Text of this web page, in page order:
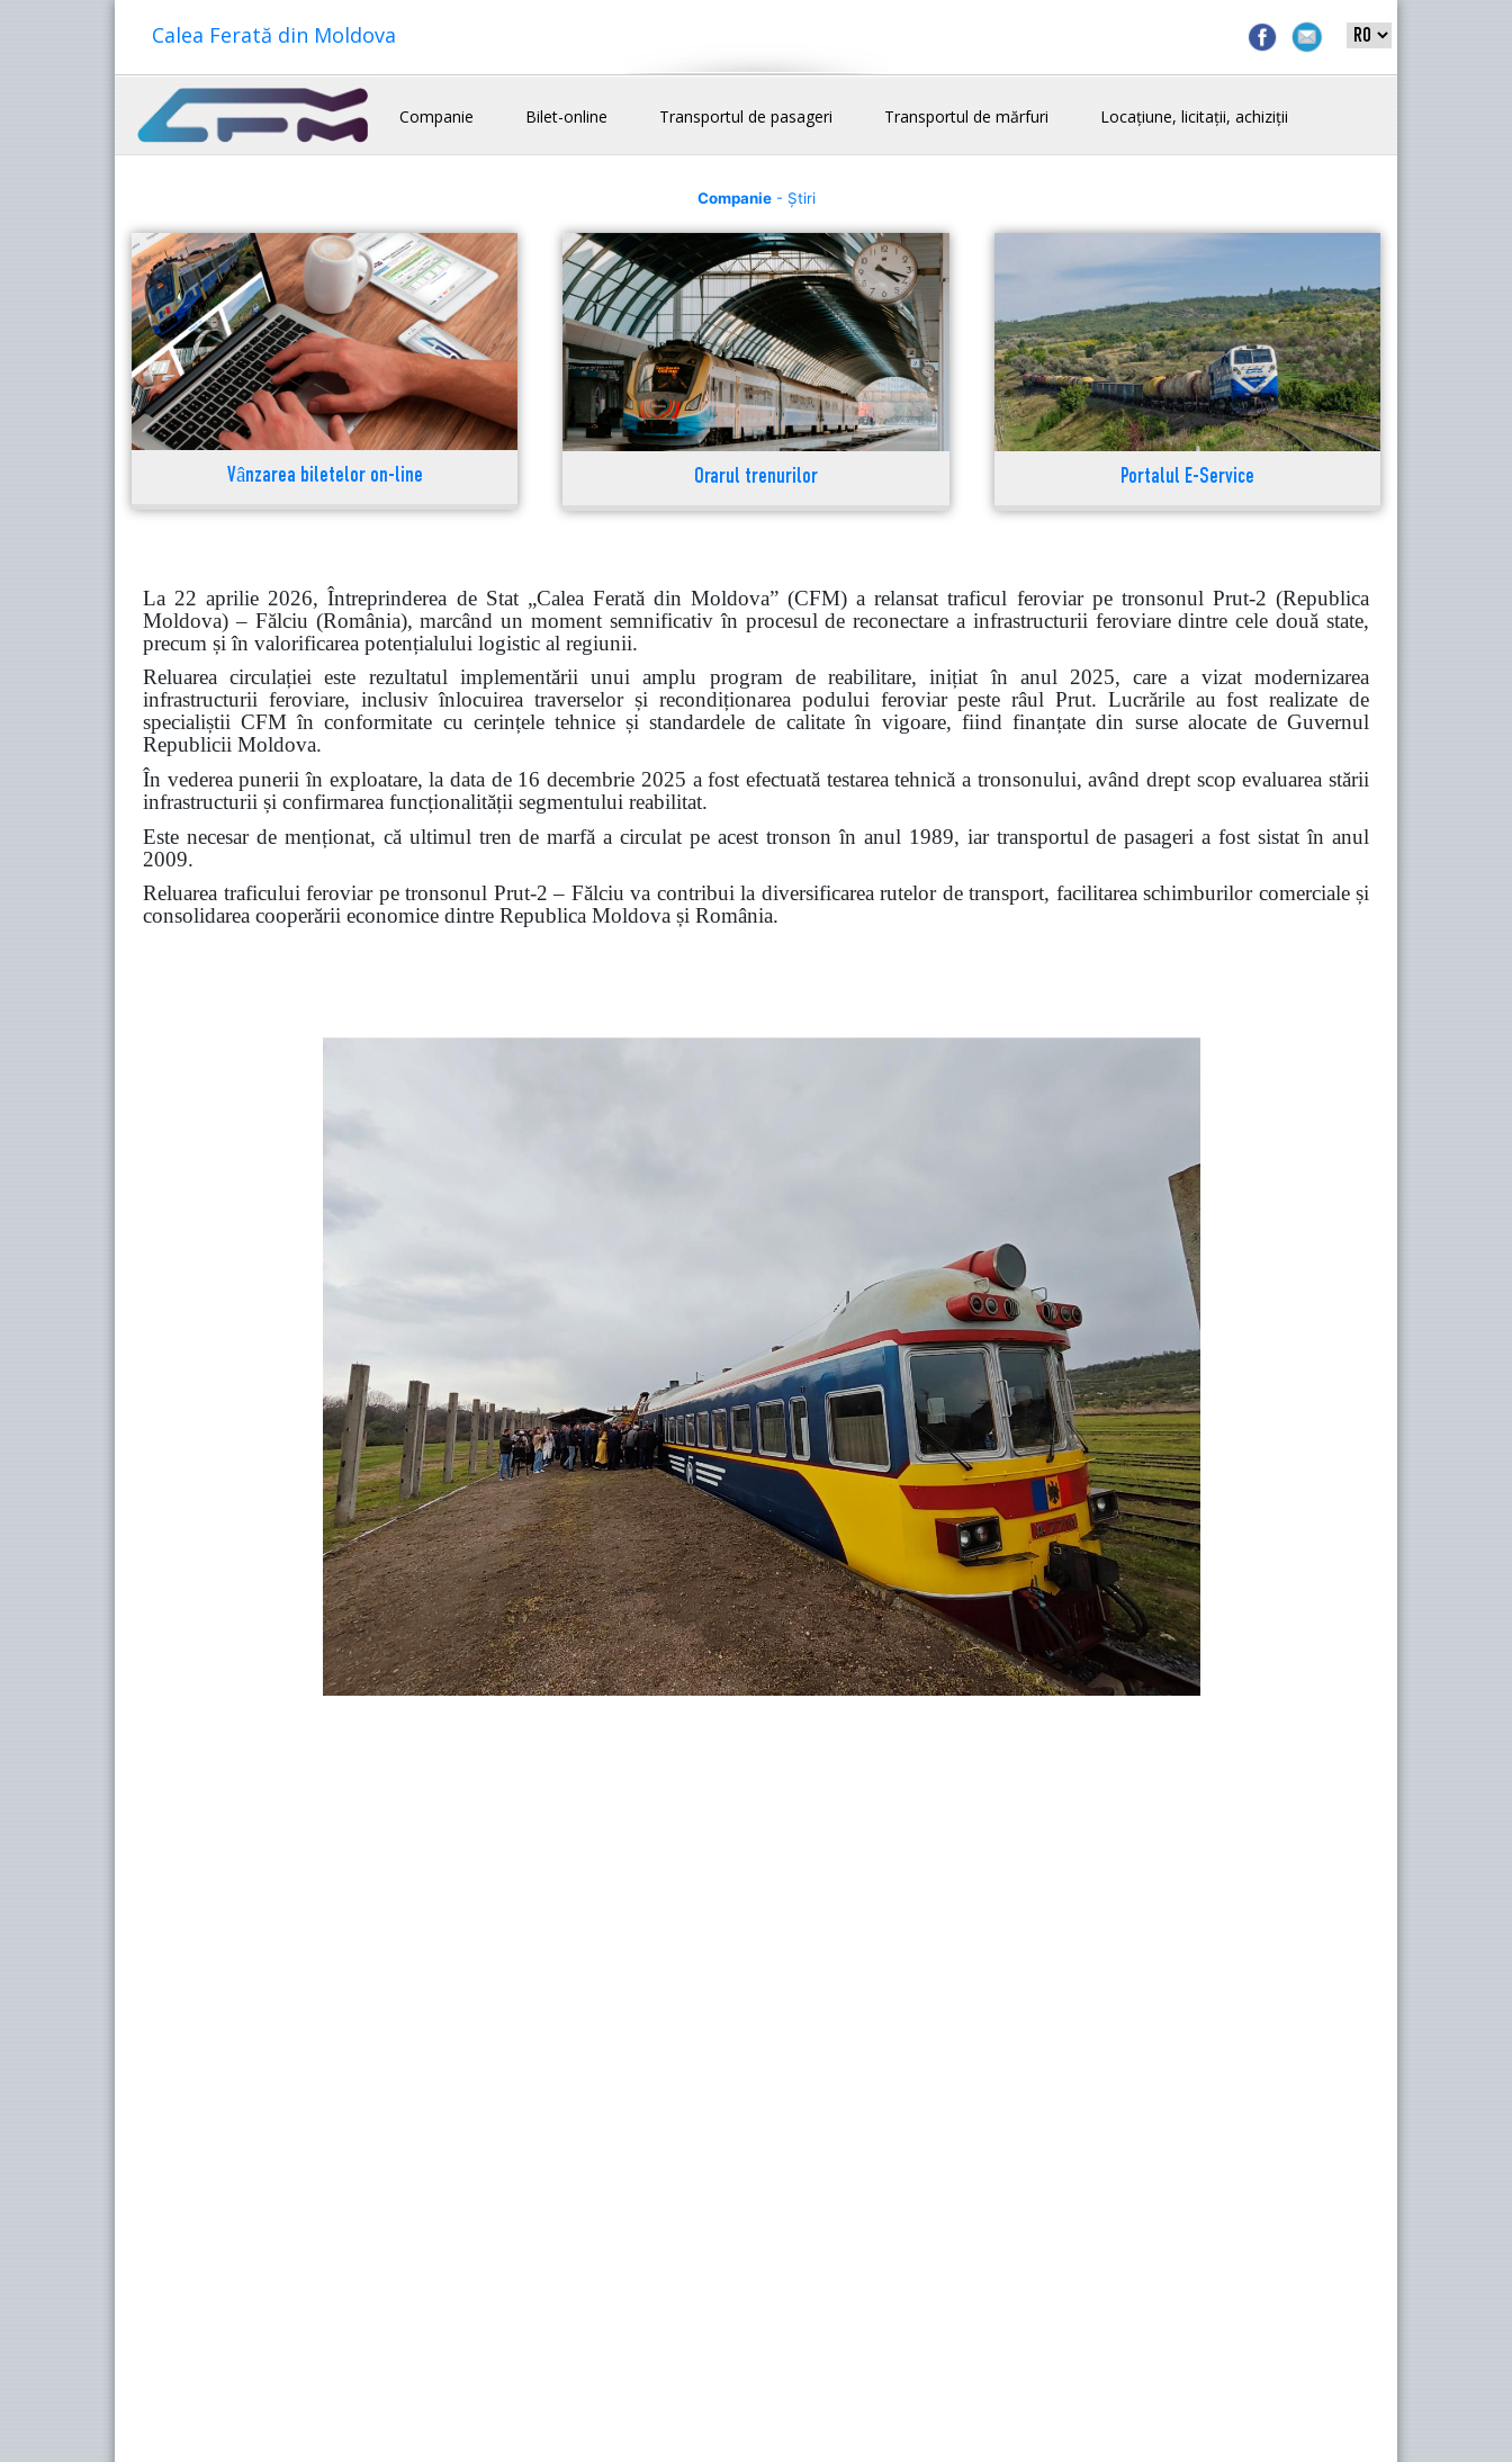
Calea Ferată din Moldova
Companie Bilet-online Transportul de pasageri Transportul de mărfuri Locațiune, licitații, achiziții
Companie- Știri
Vânzarea biletelor on-line Orarul trenurilor Portalul E-Service
La 22 aprilie 2026, Întreprinderea de Stat „Calea Ferată din Moldova” (CFM) a relansat traficul feroviar pe tronsonul Prut-2 (Republica
Moldova) – Fălciu (România), marcând un moment semnificativ în procesul de reconectare a infrastructurii feroviare dintre cele două state,
precum și în valorificarea potențialului logistic al regiunii.
Reluarea circulației este rezultatul implementării unui amplu program de reabilitare, inițiat în anul 2025, care a vizat modernizarea
infrastructurii feroviare, inclusiv înlocuirea traverselor și recondiționarea podului feroviar peste râul Prut. Lucrările au fost realizate de
specialiștii CFM în conformitate cu cerințele tehnice și standardele de calitate în vigoare, fiind finanțate din surse alocate de Guvernul
Republicii Moldova.
În vederea punerii în exploatare, la data de 16 decembrie 2025 a fost efectuată testarea tehnică a tronsonului, având drept scop evaluarea stării
infrastructurii și confirmarea funcționalității segmentului reabilitat.
Este necesar de menționat, că ultimul tren de marfă a circulat pe acest tronson în anul 1989, iar transportul de pasageri a fost sistat în anul
2009.
Reluarea traficului feroviar pe tronsonul Prut-2 – Fălciu va contribui la diversificarea rutelor de transport, facilitarea schimburilor comerciale și
consolidarea cooperării economice dintre Republica Moldova și România.